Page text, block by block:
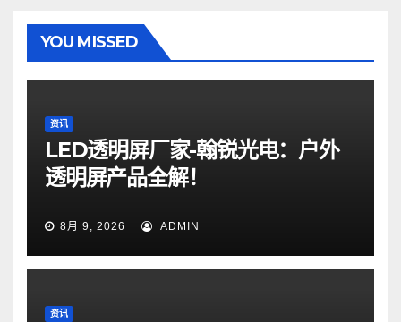
YOU MISSED
资讯
LED透明屏厂家-翰锐光电：户外
透明屏产品全解！
8月 9, 2026 ADMIN
资讯